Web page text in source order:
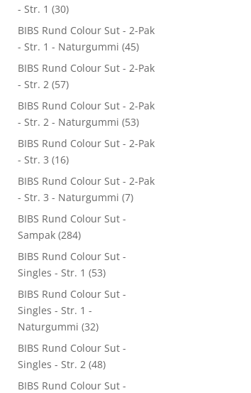
- Str. 1 (30)
BIBS Rund Colour Sut - 2-Pak
- Str. 1 - Naturgummi (45)
BIBS Rund Colour Sut - 2-Pak
- Str. 2 (57)
BIBS Rund Colour Sut - 2-Pak
- Str. 2 - Naturgummi (53)
BIBS Rund Colour Sut - 2-Pak
- Str. 3 (16)
BIBS Rund Colour Sut - 2-Pak
- Str. 3 - Naturgummi (7)
BIBS Rund Colour Sut -
Sampak (284)
BIBS Rund Colour Sut -
Singles - Str. 1 (53)
BIBS Rund Colour Sut -
Singles - Str. 1 -
Naturgummi (32)
BIBS Rund Colour Sut -
Singles - Str. 2 (48)
BIBS Rund Colour Sut -